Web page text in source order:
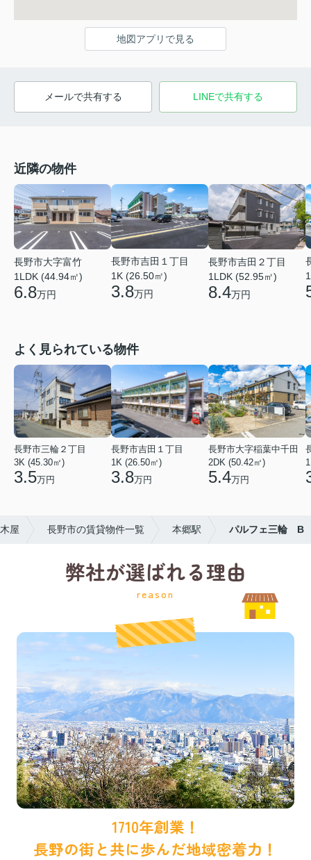
地図アプリで見る
メールで共有する LINEで共有する
近隣の物件
長野市大字富竹
1LDK (44.94㎡)
6.8万円
長野市吉田１丁目
1K (26.50㎡)
3.8万円
長野市吉田２丁目
1LDK (52.95㎡)
8.4万円
よく見られている物件
長野市三輪２丁目
3K (45.30㎡)
3.5万円
長野市吉田１丁目
1K (26.50㎡)
3.8万円
長野市大字稲葉中千田
2DK (50.42㎡)
5.4万円
屋 長野市の賃貸物件一覧 本郷駅 パルフェ三輪 B
弊社が選ばれる理由
reason
1710年創業！
長野の街と共に歩んだ地域密着力！